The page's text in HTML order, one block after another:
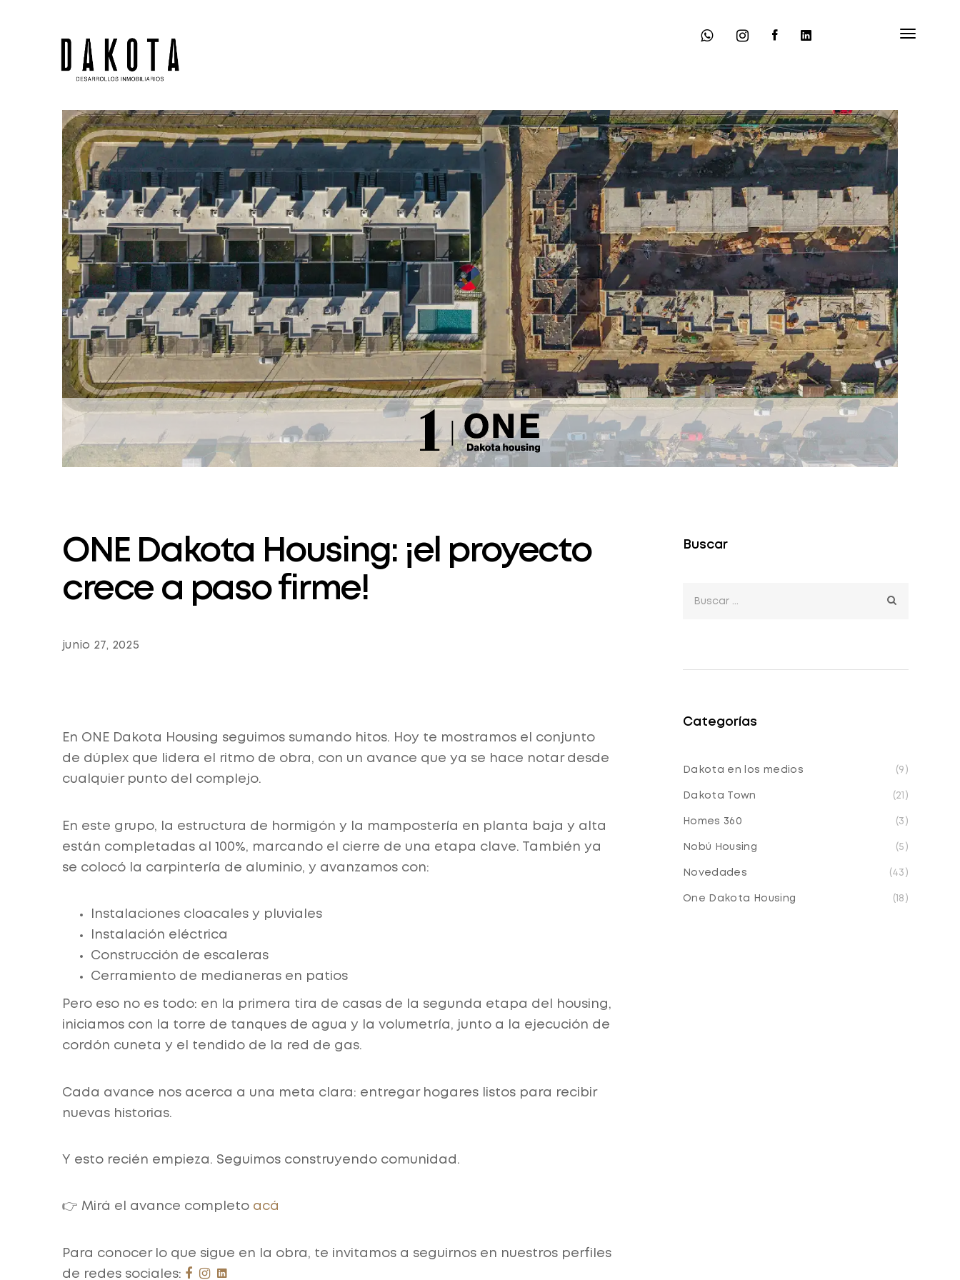
ONE Dakota Housing: ¡el proyecto
crece a paso firme!
junio 27, 2025
En ONE Dakota Housing seguimos sumando hitos. Hoy te mostramos el conjunto
de dúplex que lidera el ritmo de obra, con un avance que ya se hace notar desde
cualquier punto del complejo.
En este grupo, la estructura de hormigón y la mampostería en planta baja y alta
están completadas al 100%, marcando el cierre de una etapa clave. También ya
se colocó la carpintería de aluminio, y avanzamos con:
Instalaciones cloacales y pluviales
Instalación eléctrica
Construcción de escaleras
Cerramiento de medianeras en patios
Pero eso no es todo: en la primera tira de casas de la segunda etapa del housing,
iniciamos con la torre de tanques de agua y la volumetría, junto a la ejecución de
cordón cuneta y el tendido de la red de gas.
Cada avance nos acerca a una meta clara: entregar hogares listos para recibir
nuevas historias.
Y esto recién empieza. Seguimos construyendo comunidad.
👉 Mirá el avance completo acá
Para conocer lo que sigue en la obra, te invitamos a seguirnos en nuestros perfiles
de redes sociales:
Buscar
Categorías
Dakota en los medios (9)
Dakota Town (21)
Homes 360 (3)
Nobú Housing (5)
Novedades (43)
One Dakota Housing (18)